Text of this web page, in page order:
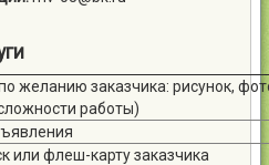
желанию заказчика: рисунок,
работы)
или флеш-карту заказчика